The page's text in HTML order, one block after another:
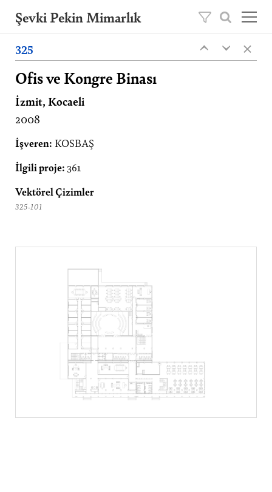
Şevki Pekin Mimarlık
mimarlık ofisini, 2020 yılından itibaren oğlu
Ömer Pekin yönetmektedir.
Projeler
Hakkımızda
Yayınlar
İletişim
EN
325 ‹
‹ ×
Ofis ve Kongre Binası
İzmit, Kocaeli
2008
İşveren: KOSBAŞ
İlgili proje: 361
Vektörel Çizimler
325-101